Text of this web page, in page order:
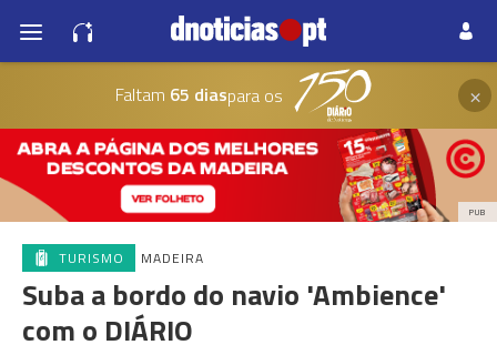
Faltam 65 diaspara os ×
PUB
TURISMO MADEIRA
Suba a bordo do navio 'Ambience'
com o DIÁRIO